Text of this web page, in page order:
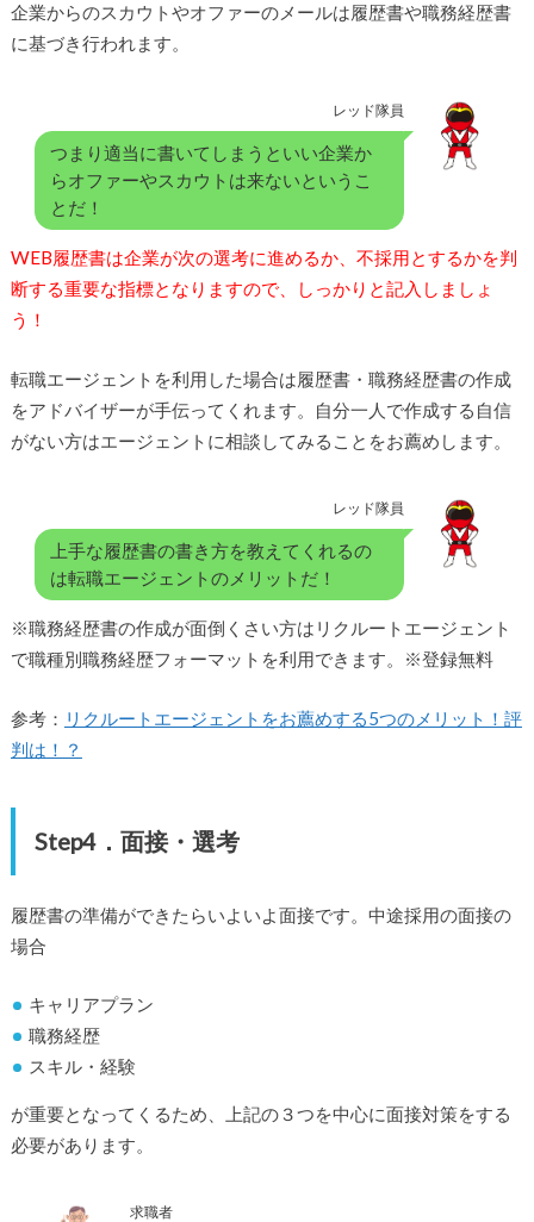
企業からのスカウトやオファーのメールは履歴書や職務経歴書
に基づき行われます。
レッド隊員
つまり適当に書いてしまうといい企業か
らオファーやスカウトは来ないというこ
とだ！
WEB履歴書は企業が次の選考に進めるか、不採用とするかを判
断する重要な指標となりますので、しっかりと記入しましょ
う！
転職エージェントを利用した場合は履歴書・職務経歴書の作成
をアドバイザーが手伝ってくれます。自分一人で作成する自信
がない方はエージェントに相談してみることをお薦めします。
レッド隊員
上手な履歴書の書き方を教えてくれるの
は転職エージェントのメリットだ！
※職務経歴書の作成が面倒くさい方はリクルートエージェント
で職種別職務経歴フォーマットを利用できます。※登録無料
参考： リクルートエージェントをお薦めする5つのメリット！評
判は！？
Step4．面接・選考
履歴書の準備ができたらいよいよ面接です。中途採用の面接の
場合
キャリアプラン
職務経歴
スキル・経験
が重要となってくるため、上記の３つを中心に面接対策をする
必要があります。
求職者